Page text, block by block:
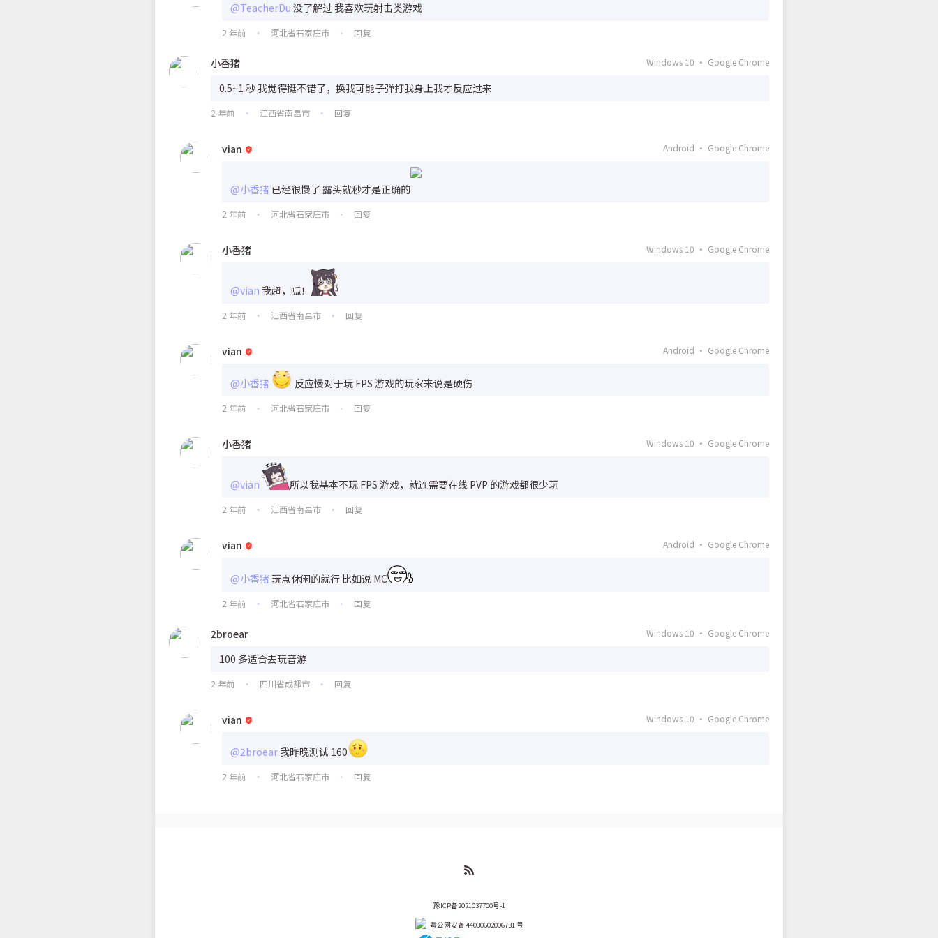
@TeacherDu 没了解过 我喜欢玩射击类游戏
2 年前 • 河北省石家庄市 • 回复
小香猪 Windows 10 · Google Chrome
0.5~1 秒 我觉得挺不错了，换我可能子弹打我身上我才反应过来
2 年前 • 江西省南昌市 • 回复
vian Android · Google Chrome
@小香猪 已经很慢了 露头就秒才是正确的
2 年前 • 河北省石家庄市 • 回复
小香猪 Windows 10 · Google Chrome
@vian 我超，呱！
2 年前 • 江西省南昌市 • 回复
vian Android · Google Chrome
@小香猪 反应慢对于玩 FPS 游戏的玩家来说是硬伤
2 年前 • 河北省石家庄市 • 回复
小香猪 Windows 10 · Google Chrome
@vian 所以我基本不玩 FPS 游戏，就连需要在线 PVP 的游戏都很少玩
2 年前 • 江西省南昌市 • 回复
vian Android · Google Chrome
@小香猪 玩点休闲的就行 比如说 MC
2 年前 • 河北省石家庄市 • 回复
2broear Windows 10 · Google Chrome
100 多适合去玩音游
2 年前 • 四川省成都市 • 回复
vian Windows 10 · Google Chrome
@2broear我昨晚测试 160
2 年前 • 河北省石家庄市 • 回复
豫ICP备2021037700号-1
粤公网安备 44030602006731 号